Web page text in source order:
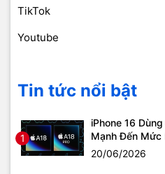
TikTok
Youtube
Tin tức nổi bật
1
iPhone 16
Mạnh Đến Mức
20/06/2026